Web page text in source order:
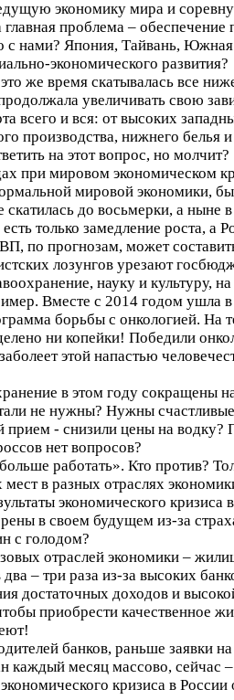
экономику мира и
проблема – обеспечение
с нами? Япония, Тайвань,
экономического развития?
же время скатывалась все
увеличивать свою
всего и вся: от высоких
производства, нижнего белья
на этот вопрос, но молчит?
при мировом экономическом
мировой экономики,
до восьмерки, а ныне
только замедление роста, а
по прогнозам, может
лозунгов урезают
науку и культуру,
Вместе с 2014 годом ушла
борьбы с онкологией. На
ни копейки! Победили
этой напастью
в этом году сокращены
не нужны? Нужны
прием - снизили цены на водку?
нет вопросов?
работать». Кто против?
в разных отраслях
экономического кризиса
в своем будущем из-за
с голодом?
отраслей экономики –
– три раза из-за высоких
достаточных доходов и
приобрести качественное
банков, раньше заявки
каждый месяц массово, сейчас
кризиса в